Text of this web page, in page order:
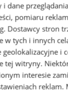
dane
pomiaru
Dostawcy stron
w tych i innych
i
tej witryny.
interesie
reklam.